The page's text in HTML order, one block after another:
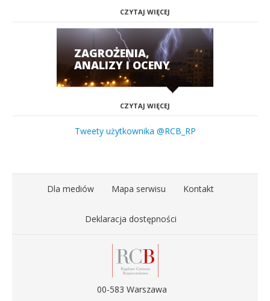
CZYTAJ WIĘCEJ
ZAGROŻENIA,
ANALIZY I OCENY
CZYTAJ WIĘCEJ
Tweety użytkownika @RCB_RP
Dla mediów Mapa serwisu Kontakt
Deklaracja dostępności
00-583 Warszawa